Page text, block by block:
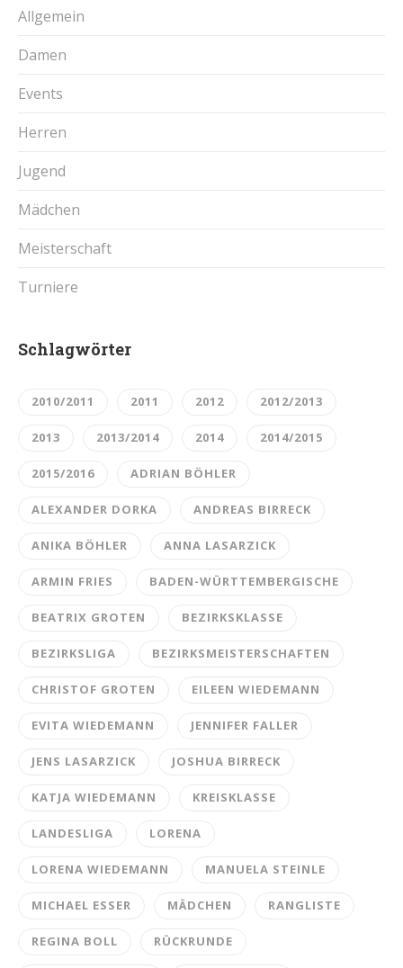
Allgemein
Damen
Events
Herren
Jugend
Mädchen
Meisterschaft
Turniere
Schlagwörter
2010/2011 2011 2012 2012/2013
2013 2013/2014 2014 2014/2015
2015/2016 ADRIAN BÖHLER
ALEXANDER DORKA ANDREAS BIRRECK
ANIKA BÖHLER ANNA LASARZICK
ARMIN FRIES BADEN-WÜRTTEMBERGISCHE
BEATRIX GROTEN BEZIRKSKLASSE
BEZIRKSLIGA BEZIRKSMEISTERSCHAFTEN
CHRISTOF GROTEN EILEEN WIEDEMANN
EVITA WIEDEMANN JENNIFER FALLER
JENS LASARZICK JOSHUA BIRRECK
KATJA WIEDEMANN KREISKLASSE
LANDESLIGA LORENA
LORENA WIEDEMANN MANUELA STEINLE
MICHAEL ESSER MÄDCHEN RANGLISTE
REGINA BOLL RÜCKRUNDE